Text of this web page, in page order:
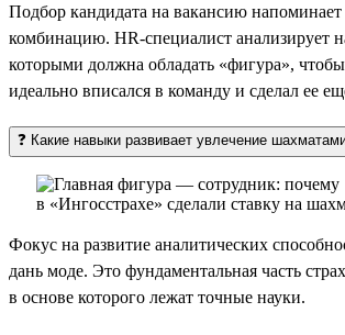
Подбор кандидата на вакансию
комбинацию. HR-специалист анализирует
которыми должна обладать «фигура», чтобы
идеально вписался в команду и сделал ее
❓ Какие навыки развивает увлечение
Фокус на развитие аналитических
дань моде. Это фундаментальная часть
в основе которого лежат точные науки.